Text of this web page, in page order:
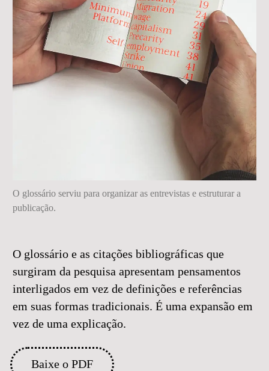
O glossário serviu para organizar as entrevistas e estruturar a
publicação.
O glossário e as citações bibliográficas que
surgiram da pesquisa apresentam pensamentos
interligados em vez de definições e referências
em suas formas tradicionais. É uma expansão em
vez de uma explicação.
Baixe o PDF